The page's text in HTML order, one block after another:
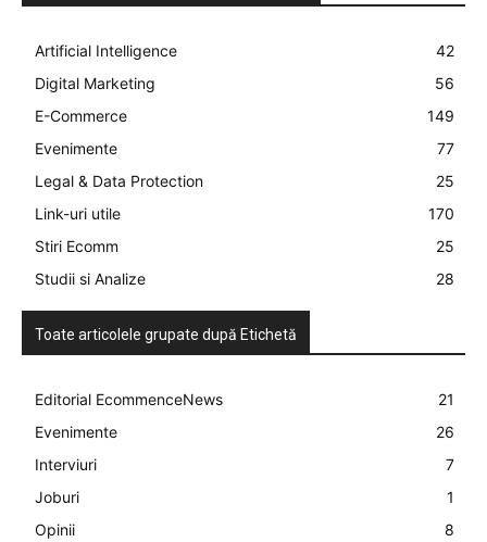
Artificial Intelligence
42
Digital Marketing
56
E-Commerce
149
Evenimente
77
Legal & Data Protection
25
Link-uri utile
170
Stiri Ecomm
25
Studii si Analize
28
Toate articolele grupate după Etichetă
Editorial EcommenceNews
21
Evenimente
26
Interviuri
7
Joburi
1
Opinii
8